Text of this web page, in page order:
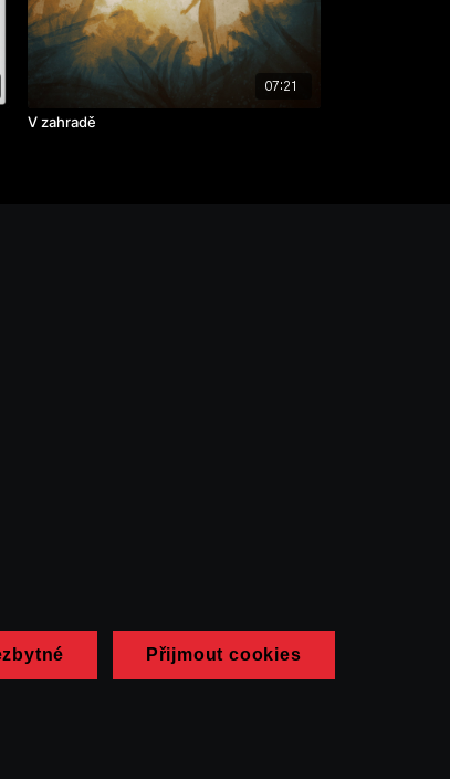
07:21
V zahradě
Přijmout cookies